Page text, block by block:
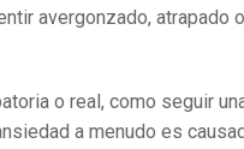
avergonzado, atrapado
o real, como seguir
a menudo es